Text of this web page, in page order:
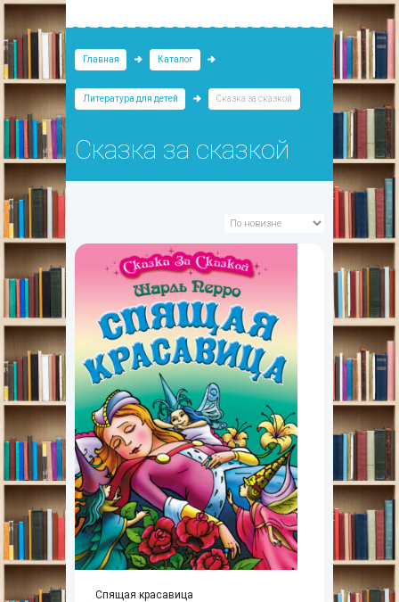
Главная Каталог
Литература для детей Сказка за сказкой
Сказка за сказкой
Спящая красавица